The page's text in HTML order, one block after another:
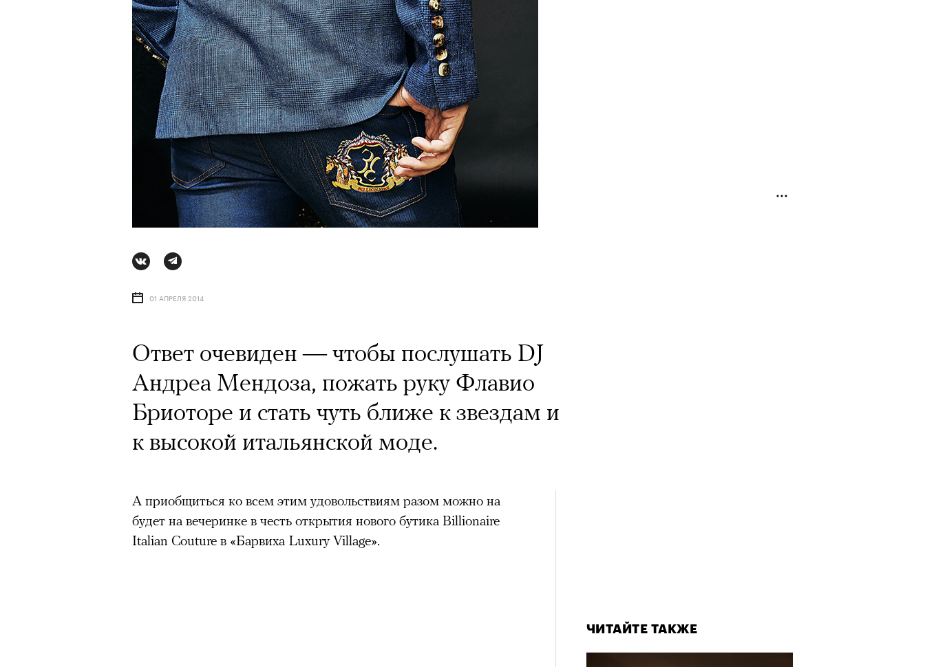
ЧИТАЙТЕ ТАКЖЕ
01 АПРЕЛЯ 2014
Ответ очевиден — чтобы послушать DJ
Андреа Мендоза, пожать руку Флавио
Бриоторе и стать чуть ближе к звездам и
к высокой итальянской моде.
А приобщиться ко всем этим удовольствиям разом можно на
будет на вечеринке в честь открытия нового бутика Billionaire
Italian Couture в «Барвиха Luxury Village».